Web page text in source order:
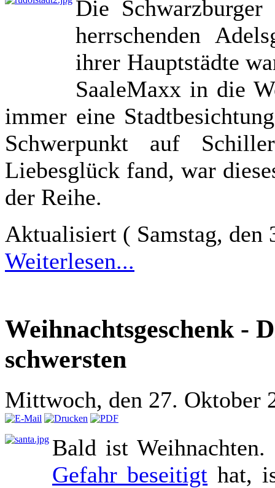
Die
herrschenden
ihrer Hauptstädte
SaaleMaxx in die
immer eine
Schwerpunkt auf
Liebesglück fand, war
der Reihe.
Aktualisiert ( Samstag, den
Weiterlesen...
Weihnachtsgeschenk -
schwersten
Mittwoch, den 27. Oktober
Bald ist
Gefahr beseitigt hat,